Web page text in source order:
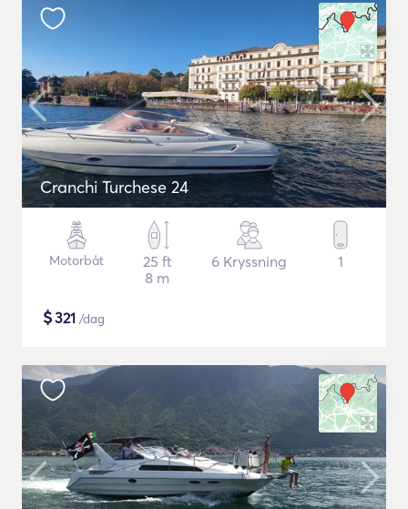
Cranchi Turchese 24
Motorbåt
25 ft
8 m
6 Kryssning 1
$321 /dag